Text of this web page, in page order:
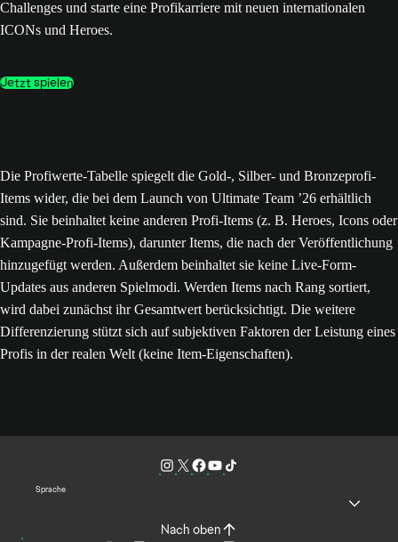
Challenges und starte eine Profikarriere mit neuen internationalen
ICONs und Heroes.
Jetzt spielen
Die Profiwerte-Tabelle spiegelt die Gold-, Silber- und Bronzeprofi-
Items wider, die bei dem Launch von Ultimate Team ’26 erhältlich
sind. Sie beinhaltet keine anderen Profi-Items (z. B. Heroes, Icons oder
Kampagne-Profi-Items), darunter Items, die nach der Veröffentlichung
hinzugefügt werden. Außerdem beinhaltet sie keine Live-Form-
Updates aus anderen Spielmodi. Werden Items nach Rang sortiert,
wird dabei zunächst ihr Gesamtwert berücksichtigt. Die weitere
Differenzierung stützt sich auf subjektiven Faktoren der Leistung eines
Profis in der realen Welt (keine Item-Eigenschaften).
Sprache
Nach oben